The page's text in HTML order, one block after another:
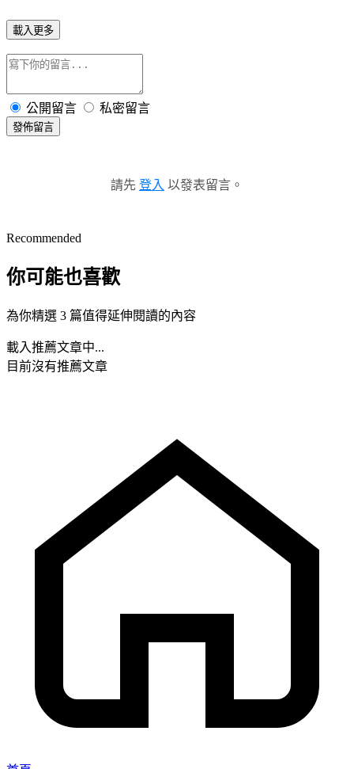
載入更多
公開留言 私密留言
發佈留言
請先 登入 以發表留言。
Recommended
你可能也喜歡
為你精選 3 篇值得延伸閱讀的內容
載入推薦文章中...
目前沒有推薦文章